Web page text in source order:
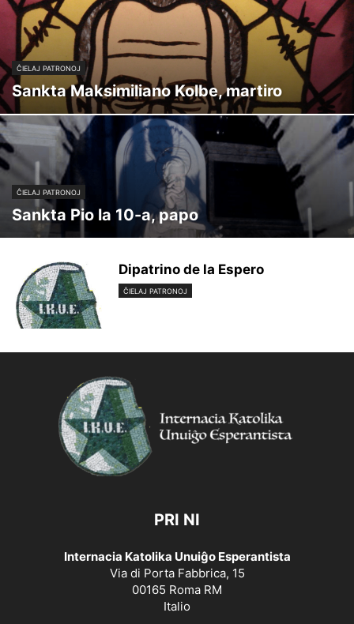
ĈIELAJ PATRONOJ
Sankta Maksimiliano Kolbe, martiro
ĈIELAJ PATRONOJ
Sankta Pio la 10-a, papo
Dipatrino de la Espero
ĈIELAJ PATRONOJ
PRI NI
Internacia Katolika Unuiĝo Esperantista
Via di Porta Fabbrica, 15
00165 Roma RM
Italio